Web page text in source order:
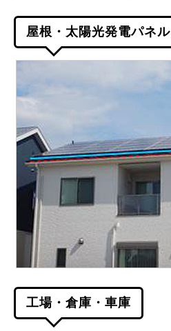
屋根・太陽光発電パネル
工場・倉庫・車庫